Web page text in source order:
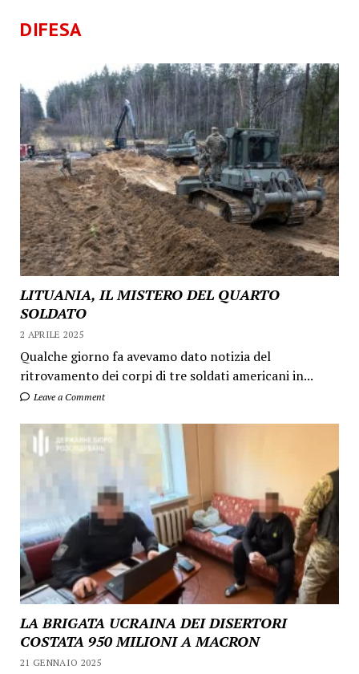
DIFESA
LITUANIA, IL MISTERO DEL QUARTO
SOLDATO
2 APRILE 2025
Qualche giorno fa avevamo dato notizia del
ritrovamento dei corpi di tre soldati americani in...
Leave a Comment
LA BRIGATA UCRAINA DEI DISERTORI
COSTATA 950 MILIONI A MACRON
21 GENNAIO 2025